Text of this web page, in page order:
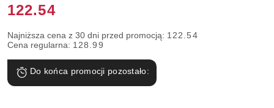
Cena:
122.54
Najniższa cena z 30 dni przed promocją: 122.54
Cena regularna: 128.99
Do końca promocji pozostało: